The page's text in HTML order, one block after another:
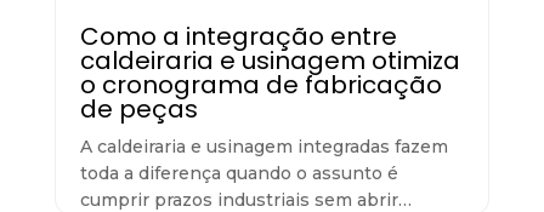
Como a integração entre
caldeiraria e usinagem otimiza
o cronograma de fabricação
de peças
A caldeiraria e usinagem integradas fazem
toda a diferença quando o assunto é
cumprir prazos industriais sem abrir…